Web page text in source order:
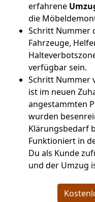
erfahrene
die
Schritt Nummer
Fahrzeuge,
verfügbar sein.
Schritt Nummer
ist im neuen
angestammten
wurden
Klärungsbedarf
Funktioniert in
Du als Kunde
und der Umzug